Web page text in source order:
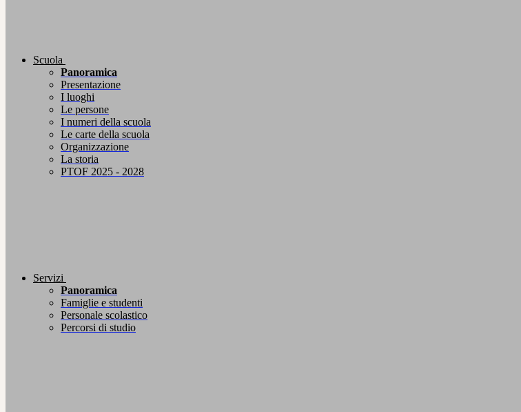
Scuola
Panoramica
Presentazione
I luoghi
Le persone
I numeri della scuola
Le carte della scuola
Organizzazione
La storia
PTOF 2025 - 2028
Servizi
Panoramica
Famiglie e studenti
Personale scolastico
Percorsi di studio